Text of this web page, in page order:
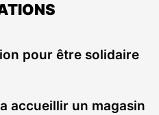
pour être solidaire
accueillir un magasin